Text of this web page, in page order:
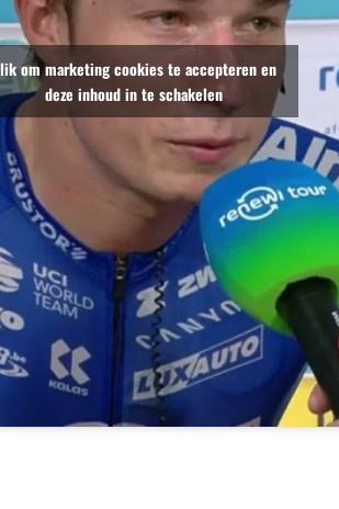
om marketing cookies te accepteren en
deze inhoud in te schakelen